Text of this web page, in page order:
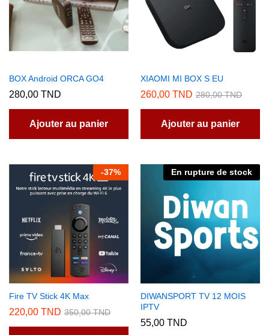
BOX Android ORCA GO4
280,00 TND
Ajouter au panier
XIAOMI MI BOX S EU
260,00 TND 280,00TND
Ajouter au panier
-37%
Fire TV Stick 4K Max
220,00 TND 350,00TND
En rupture de stock
DIWANSPORT TV 12 MOIS
IPTV
55,00 TND